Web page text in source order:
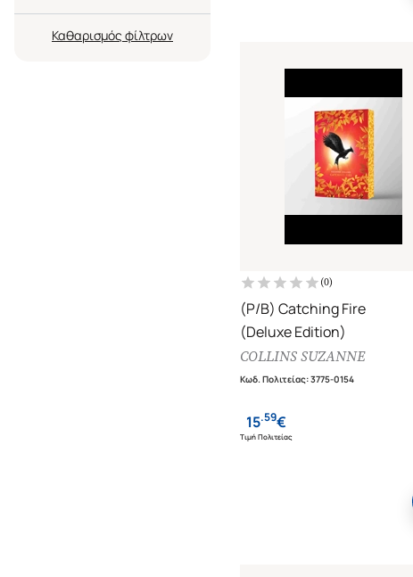
Καθαρισμός
(0)
(P/B) Catching Fire
(Deluxe Edition)
COLLINS SUZANNE
Κωδ. Πολιτείας:3775-0154
15.59€
Τιμή Πολιτείας